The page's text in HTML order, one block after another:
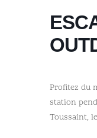
Profitez du
station
Toussaint,